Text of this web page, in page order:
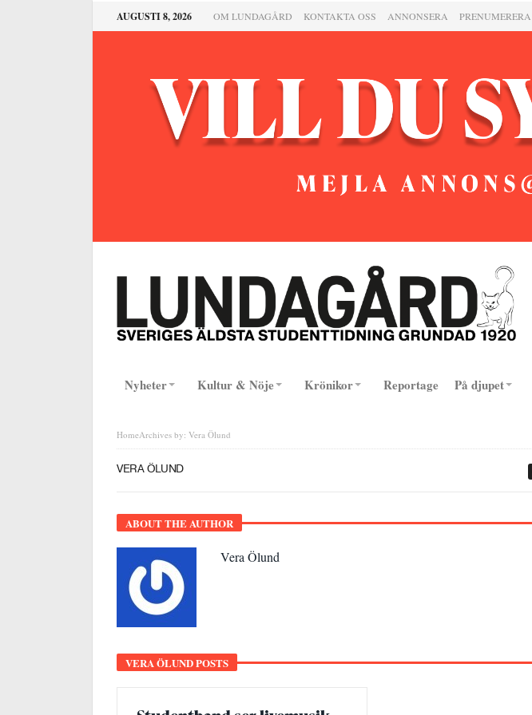
AUGUSTI 8, 2026 OM LUNDAGÅRD KONTAKTA OSS ANNONSERA PRENUMERERA
Nyheter Kultur & Nöje Krönikor Reportage På djupet
HomeArchives by: Vera Ölund
VERA ÖLUND
ABOUT THE AUTHOR
Vera Ölund
VERA ÖLUND POSTS